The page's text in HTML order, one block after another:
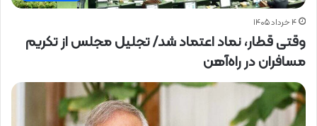
۴ خرداد ۱۴۰۵
وقتی قطار، نماد اعتماد شد/ تجلیل مجلس از تکریم
مسافران در راه‌آهن